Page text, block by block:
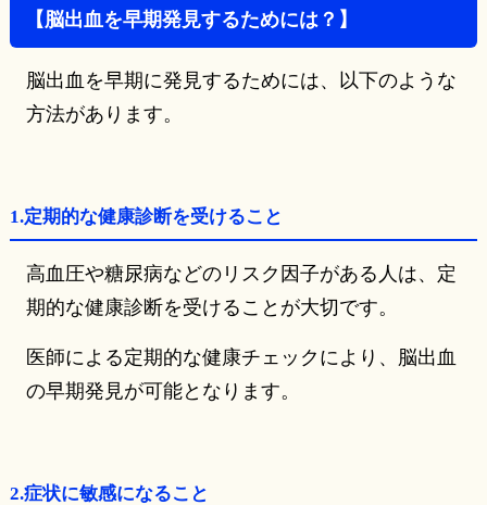
【脳出血を早期発見するためには？】
脳出血を早期に発見するためには、以下のような
方法があります。
1.定期的な健康診断を受けること
高血圧や糖尿病などのリスク因子がある人は、定
期的な健康診断を受けることが大切です。
医師による定期的な健康チェックにより、脳出血
の早期発見が可能となります。
2.症状に敏感になること